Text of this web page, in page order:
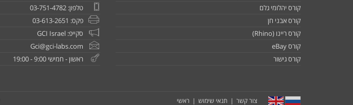
טלפון: 03-751-4782
פקס: 03-613-2651
סקייפ: GCI Israel
Gci@gci-labs.com
ראשון - חמישי 9:00 - 19:00
קורס יהלומי גלם
קורס אבני חן
קורס ריינו (Rhino)
קורס eBay
קורס גישור
ראשי תנאי שימוש צור קשר